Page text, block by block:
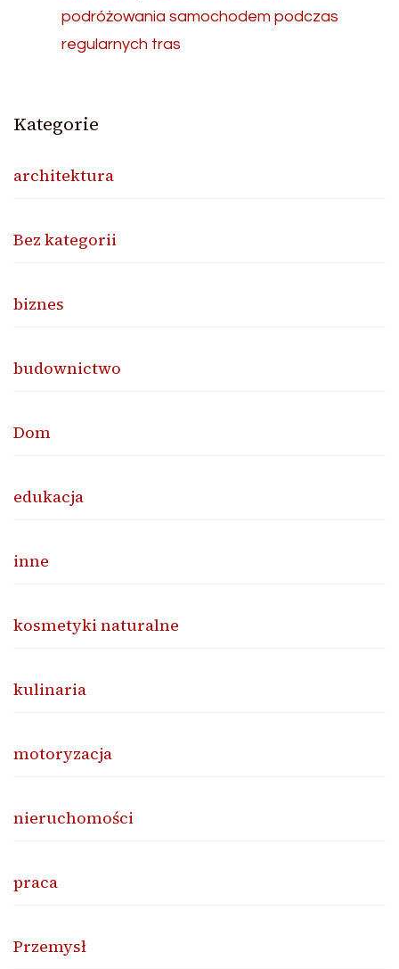
podróżowania samochodem podczas
regularnych tras
Kategorie
architektura
Bez kategorii
biznes
budownictwo
Dom
edukacja
inne
kosmetyki naturalne
kulinaria
motoryzacja
nieruchomości
praca
Przemysł